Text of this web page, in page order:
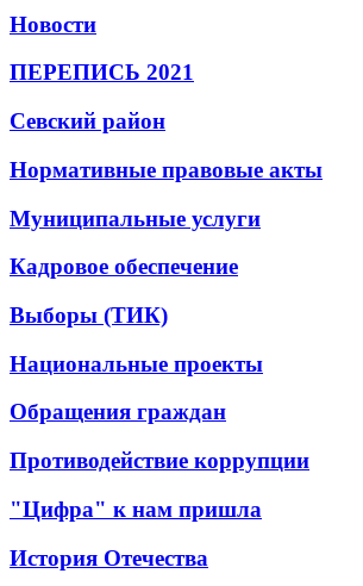
Новости
ПЕРЕПИСЬ 2021
Севский район
Нормативные правовые акты
Муниципальные услуги
Кадровое обеспечение
Выборы (ТИК)
Национальные проекты
Обращения граждан
Противодействие коррупции
"Цифра" к нам пришла
История Отечества